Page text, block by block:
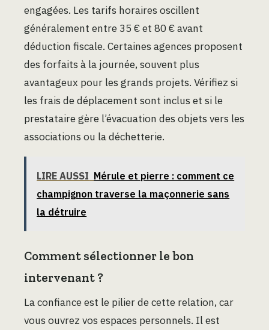
engagées. Les tarifs horaires oscillent
généralement entre 35 € et 80 € avant
déduction fiscale. Certaines agences proposent
des forfaits à la journée, souvent plus
avantageux pour les grands projets. Vérifiez si
les frais de déplacement sont inclus et si le
prestataire gère l’évacuation des objets vers les
associations ou la déchetterie.
LIRE AUSSI Mérule et pierre : comment ce
champignon traverse la maçonnerie sans
la détruire
Comment sélectionner le bon
intervenant ?
La confiance est le pilier de cette relation, car
vous ouvrez vos espaces personnels. Il est